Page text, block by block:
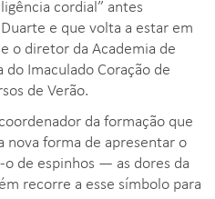
cordial” antes
e que volta a estar em
o diretor da Academia de
Imaculado Coração de
de Verão.
da formação que
nova forma de apresentar o
de espinhos — as dores da
recorre a esse símbolo para